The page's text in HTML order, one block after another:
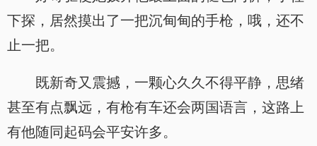
下探，居然摸出了一把沉甸甸的手枪，哦，还不
止一把。
既新奇又震撼，一颗心久久不得平静，思绪
甚至有点飘远，有枪有车还会两国语言，这路上
有他随同起码会平安许多。